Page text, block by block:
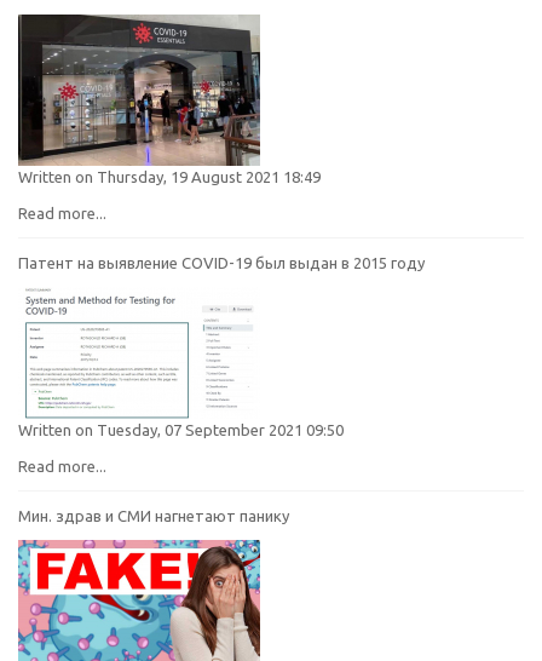
Written on Thursday, 19 August 2021 18:49
Read more...
Патент на выявление COVID-19 был выдан в 2015 году
Written on Tuesday, 07 September 2021 09:50
Read more...
Мин. здрав и СМИ нагнетают панику